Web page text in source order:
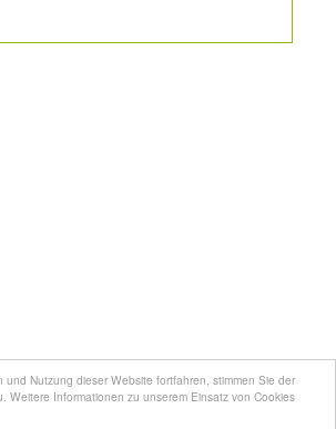
und Nutzung dieser Website fortfahren, stimmen Sie der
Weitere Informationen zu unserem Einsatz von Cookies
Topfgucker werden
Über uns